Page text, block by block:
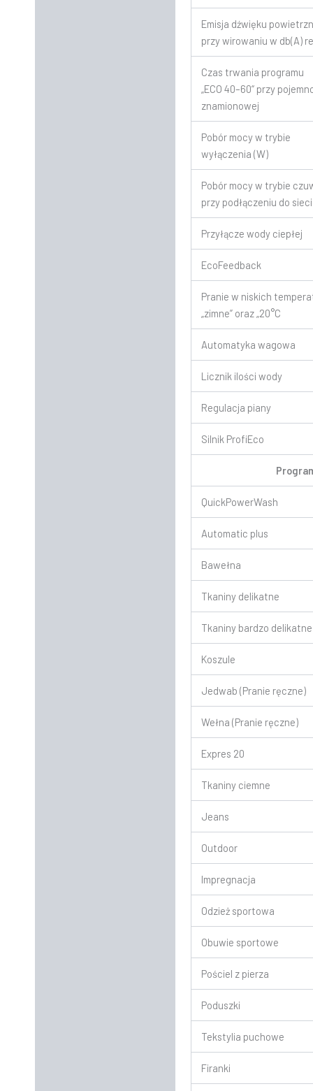
Emisja dźwięku
przy wirowaniu w db(A)
Czas trwania programu
„ECO 40–60“ przy
znamionowej
Pobór mocy w trybie
wyłączenia (W)
Pobór mocy w trybie
przy podłączeniu do
Przyłącze wody ciepłej
EcoFeedback
Pranie w niskich
„zimne” oraz „20°C
Automatyka wagowa
Licznik ilości wody
Regulacja piany
Silnik ProfiEco
QuickPowerWash
Automatic plus
Bawełna
Tkaniny delikatne
Tkaniny bardzo delikatne
Koszule
Jedwab (Pranie ręczne)
Wełna (Pranie ręczne)
Expres 20
Tkaniny ciemne
Jeans
Outdoor
Impregnacja
Odzież sportowa
Obuwie sportowe
Pościel z pierza
Poduszki
Tekstylia puchowe
Firanki